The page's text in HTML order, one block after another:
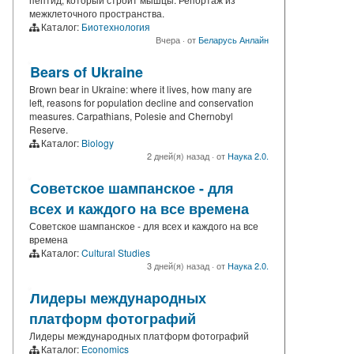
межклеточного пространства.
Каталог: Биотехнология
Вчера · отБеларусь Анлайн
Bears of Ukraine
Brown bear in Ukraine: where it lives, how many are
left, reasons for population decline and conservation
measures. Carpathians, Polesie and Chernobyl
Reserve.
Каталог: Biology
2 дней(я) назад · отНаука 2.0.
Советское шампанское - для
всех и каждого на все времена
Советское шампанское - для всех и каждого на все
времена
Каталог:Cultural Studies
3 дней(я) назад · отНаука 2.0.
Лидеры международных
платформ фотографий
Лидеры международных платформ фотографий
Каталог: Economics